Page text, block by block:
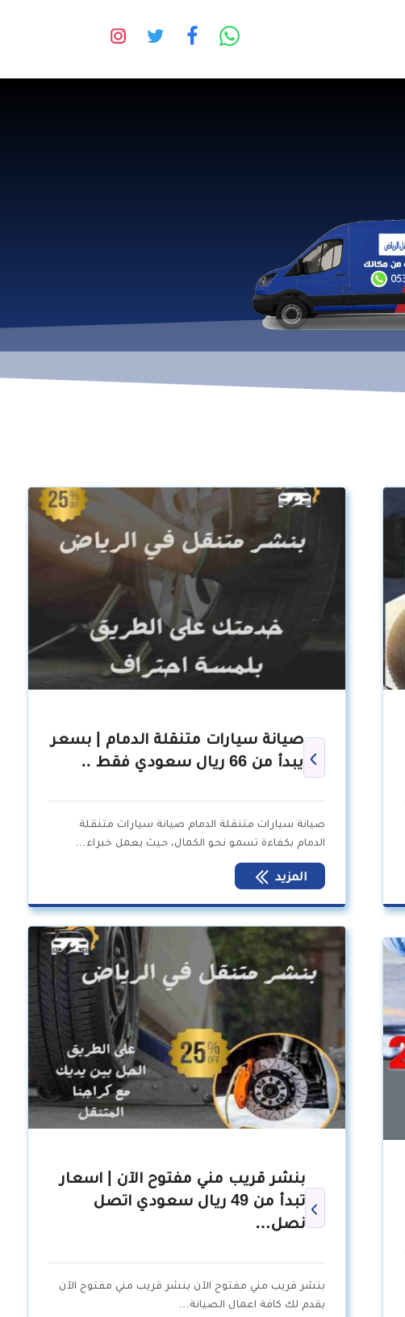
صيانة سيارات متنقلة الدمام | بسعر
يبدأ من 66 ريال سعودي فقط ..
صيانة سيارات متنقلة الدمام صيانة سيارات متنقلة
الدمام بكفاءة تسمو نحو الكمال، حيث يعمل خبراء…
المزيد
بنشر قريب مني مفتوح الآن | اسعار
تبدأ من 49 ريال سعودي اتصل
نصل…
بنشر قريب مني مفتوح الآن بنشر قريب مني مفتوح الآن
يقدم لك كافة اعمال الصيانة…